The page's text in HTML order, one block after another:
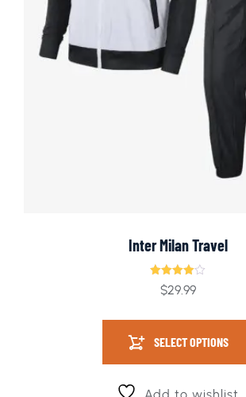
Inter Milan Travel
Rated
4.00
$29.99
SELECT OPTIONS